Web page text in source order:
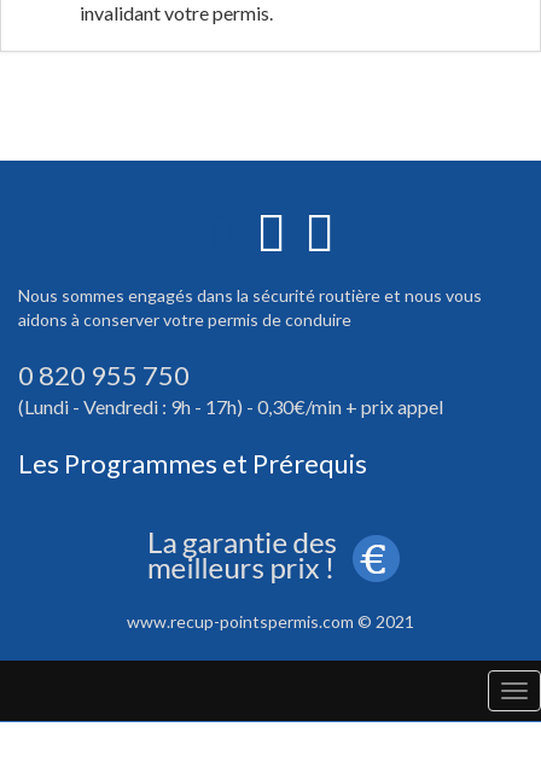
invalidant votre permis.
Nous sommes engagés dans la sécurité routière et nous vous
aidons à conserver votre permis de conduire
0 820 955 750
(Lundi - Vendredi : 9h - 17h) - 0,30€/min + prix appel
Les Programmes et Prérequis
www.recup-pointspermis.com © 2021